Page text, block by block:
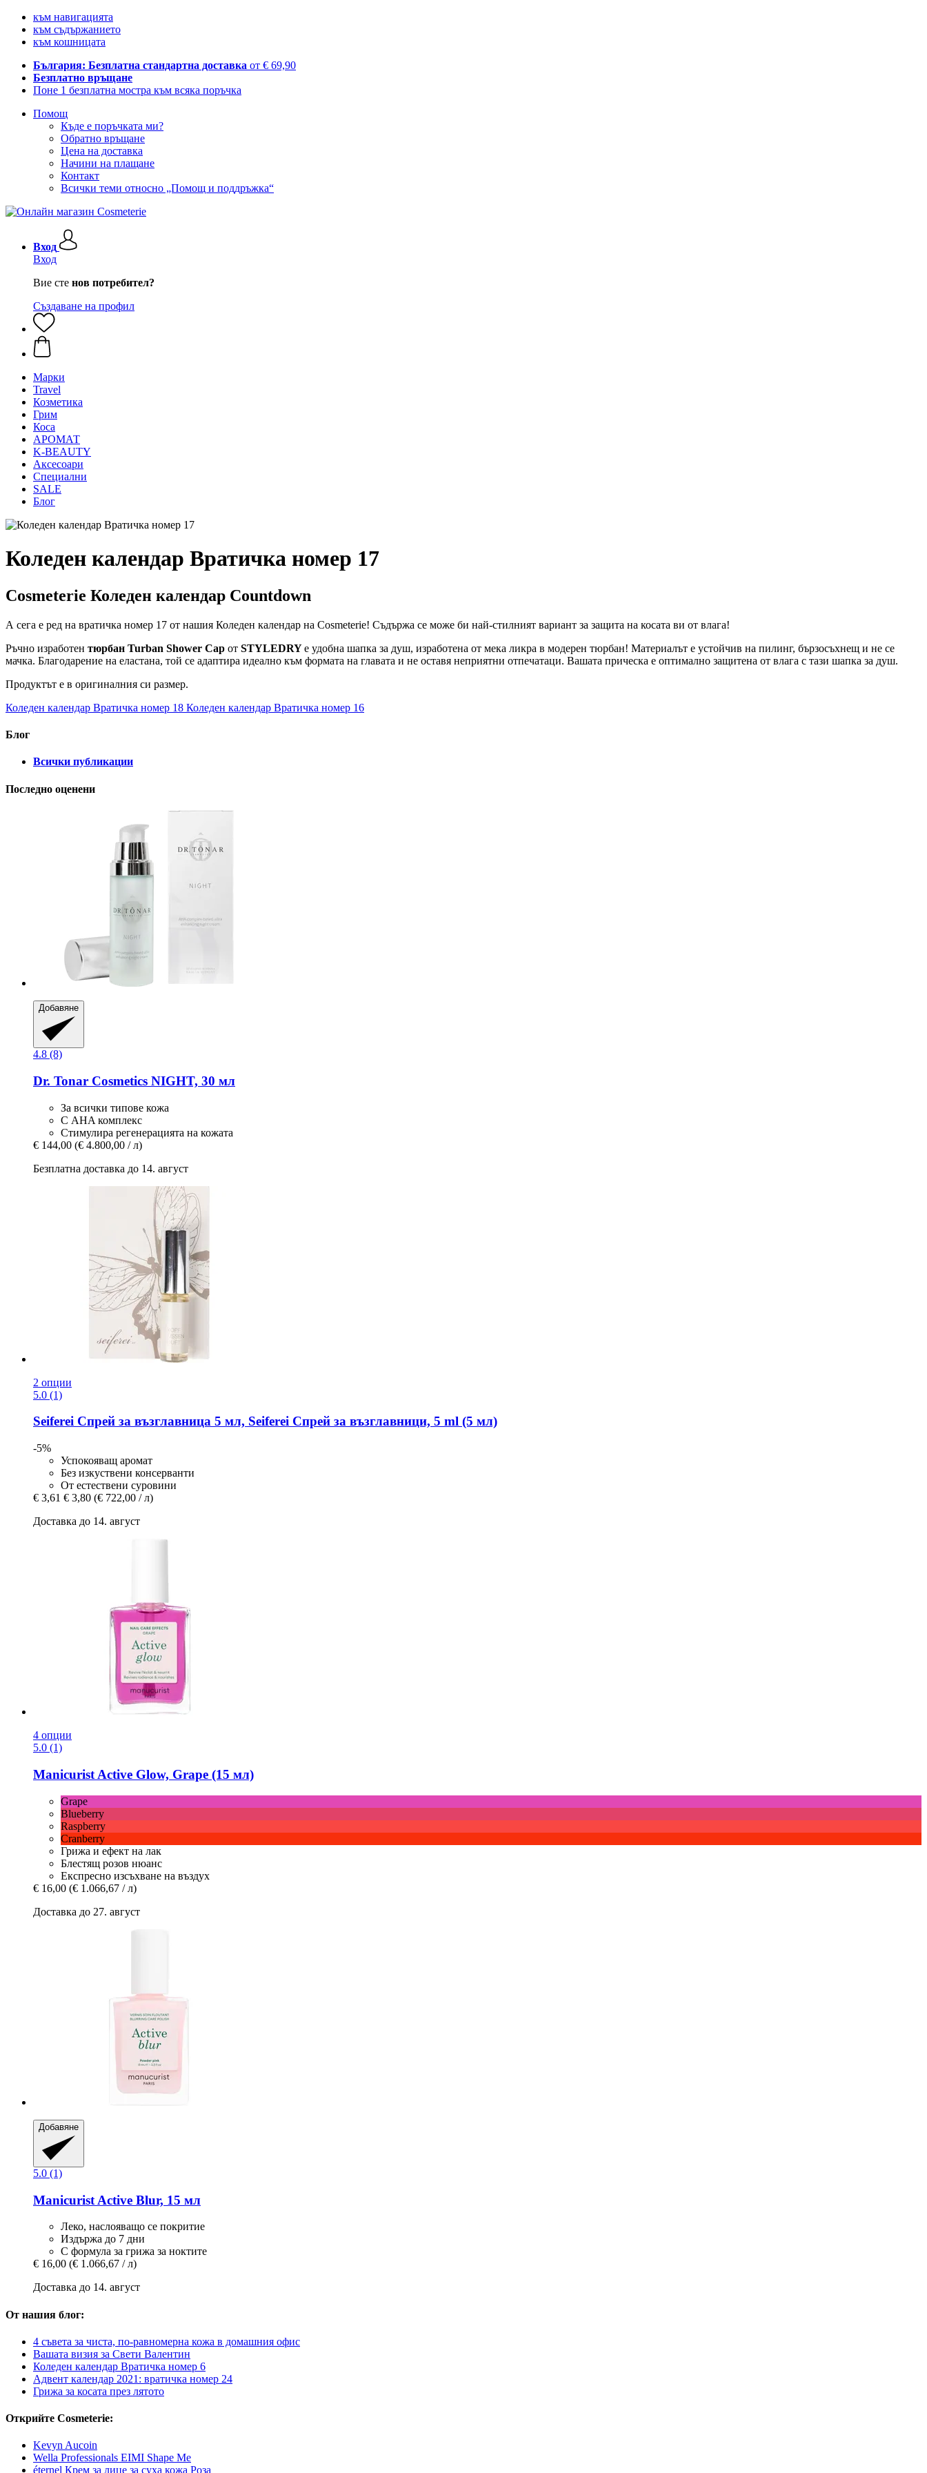
към навигацията
към съдържанието
към кошницата
България: Безплатна стандартна доставка от € 69,90
Безплатно връщане
Поне 1 безплатна мостра към всяка поръчка
Помощ
Къде е поръчката ми?
Обратно връщане
Цена на доставка
Начини на плащане
Контакт
Всички теми относно „Помощ и поддръжка“
Вход
Вход
Вие сте нов потребител?
Създаване на профил
Mарки
Travel
Козметика
Грим
Коса
АРОМАТ
K-BEAUTY
Аксесоари
Специални
SALE
Блог
Коледен календар Вратичка номер 17
Cosmeterie Коледен календар Countdown
А сега е ред на вратичка номер 17 от нашия Коледен календар на Cosmeterie! Съдържа се може би най-стилният вариант за защита на косата ви от влага!
Ръчно изработен тюрбан Turban Shower Cap от STYLEDRYе удобна шапка за душ, изработена от мека ликра в модерен тюрбан! Материалът е устойчив на пилинг, бързосъхнещ и не се
мачка. Благодарение на еластана, той се адаптира идеално към формата на главата и не оставя неприятни отпечатаци. Вашата прическа е оптимално защитена от влага с тази шапка за душ.
Продуктът е в оригиналния си размер.
Коледен календар Вратичка номер 18 Коледен календар Вратичка номер 16
Блог
Всички публикации
Последно оценени
Добавяне
4.8 (8)
Dr. Tonar Cosmetics NIGHT, 30 мл
За всички типове кожа
С AHA комплекс
Стимулира регенерацията на кожата
€ 144,00 (€ 4.800,00 / л)
Безплатна доставка до 14. август
2 опции
5.0 (1)
Seiferei Спрей за възглавница 5 мл, Seiferei Спрей за възглавници, 5 ml (5 мл)
-5%
Успокояващ аромат
Без изкуствени консерванти
От естествени суровини
€ 3,61 € 3,80 (€ 722,00 / л)
Доставка до 14. август
4 опции
5.0 (1)
Manicurist Active Glow, Grape (15 мл)
Grape
Blueberry
Raspberry
Cranberry
Грижа и ефект на лак
Блестящ розов нюанс
Експресно изсъхване на въздух
€ 16,00 (€ 1.066,67 / л)
Доставка до 27. август
Добавяне
5.0 (1)
Manicurist Active Blur, 15 мл
Леко, наслояващо се покритие
Издържа до 7 дни
С формула за грижа за ноктите
€ 16,00 (€ 1.066,67 / л)
Доставка до 14. август
От нашия блог:
4 съвета за чиста, по-равномерна кожа в домашния офис
Вашата визия за Свети Валентин
Коледен календар Вратичка номер 6
Адвент календар 2021: вратичка номер 24
Грижа за косата през лятото
Открийте Cosmeterie:
Kevyn Aucoin
Wella Professionals EIMI Shape Me
éternel Крем за лице за суха кожа Роза